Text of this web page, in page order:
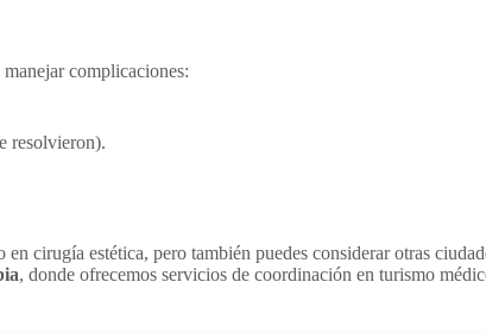
complicaciones:
resolvieron).
cirugía estética, pero también puedes considerar otras
, donde ofrecemos servicios de coordinación en turismo